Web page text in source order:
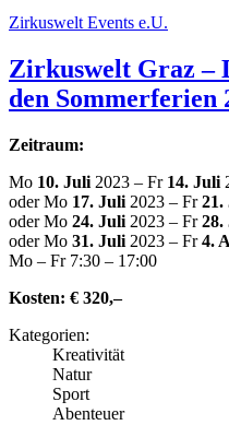
Zir­kus­welt Events e.U.
Zir­kus­welt Graz –
den Som­mer­fe­ri­en
Zeitraum:
Mo 10. Juli 2023 – Fr 14. Juli
oder Mo 17. Juli 2023 – Fr21.
oder Mo 24. Juli 2023 – Fr28.
oder Mo 31. Juli 2023 – Fr4.
Mo – Fr 7:30 – 17:00
Kosten: € 320,–
Kate­go­rien:
Krea­ti­vi­tät
Natur
Sport
Abenteuer